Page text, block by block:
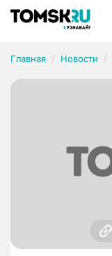
Главная Новости